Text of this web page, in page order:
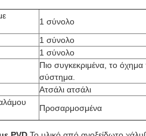
1 σύνολο
1 σύνολο
1 σύνολο
Πιο συγκεκριμένα, το όχημα
σύστημα.
Ατσάλι ατσάλι
Προσαρμοσμένα